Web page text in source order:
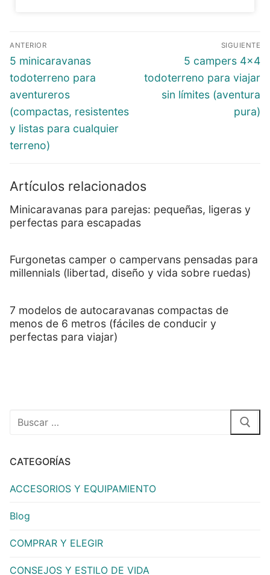
ANTERIOR
5 minicaravanas
todoterreno para
aventureros
(compactas, resistentes
y listas para cualquier
terreno)
SIGUIENTE
5 campers 4×4
todoterreno para viajar
sin límites (aventura
pura)
Artículos relacionados
Minicaravanas para parejas: pequeñas, ligeras y
perfectas para escapadas
Furgonetas camper o campervans pensadas para
millennials (libertad, diseño y vida sobre ruedas)
7 modelos de autocaravanas compactas de
menos de 6 metros (fáciles de conducir y
perfectas para viajar)
CATEGORÍAS
ACCESORIOS Y EQUIPAMIENTO
Blog
COMPRAR Y ELEGIR
CONSEJOS Y ESTILO DE VIDA